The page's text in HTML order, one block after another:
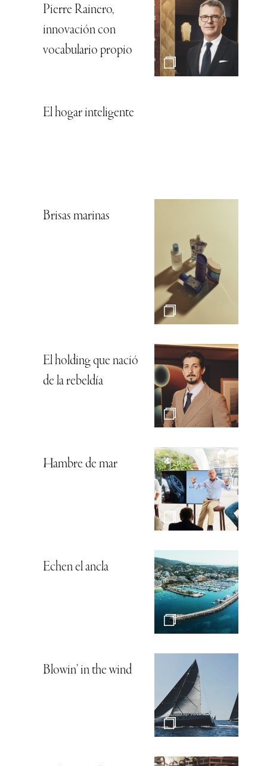
Pierre Rainero,
innovación con
vocabulario propio
El hogar inteligente
Brisas marinas
El holding que nació
de la rebeldía
Hambre de mar
Echen el ancla
Blowin’ in the wind